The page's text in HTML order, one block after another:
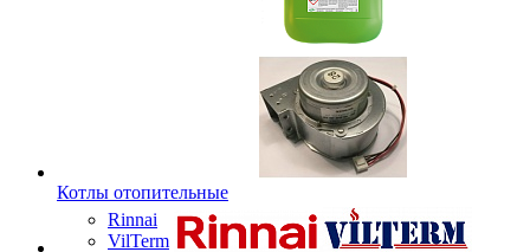
Котлы отопительные
Rinnai
VilTerm